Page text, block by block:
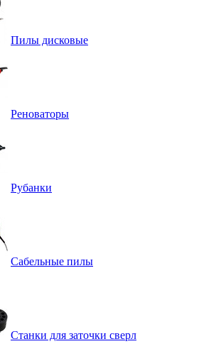
Пилы дисковые
Реноваторы
Рубанки
Сабельные пилы
Станки для заточки сверл